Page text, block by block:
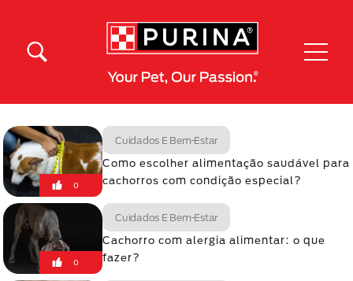
0
Cuidados E Bem-Estar
Como escolher alimentação saudável para
cachorros com condição especial?
0
Cuidados E Bem-Estar
Cachorro com alergia alimentar: o que
fazer?